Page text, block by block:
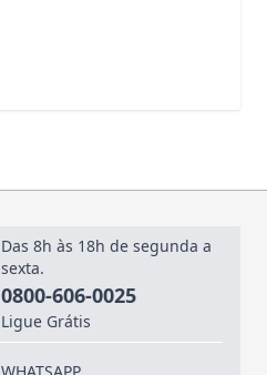
Das 8h às 18h de segunda a
sexta.
0800-606-0025
Ligue Grátis
WHATSAPP